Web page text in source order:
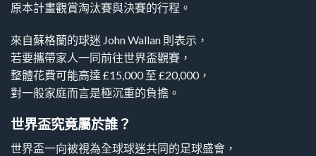
原本計畫觀賞淘汰賽與決賽的行程。
來自蘇格蘭的球迷 John Wallan 則表示，
若要攜帶家人一同前往世界盃觀賽，
整體花費可能高達 £15,000 至 £20,000，
對一般家庭而言是極沉重的負擔。
世界盃究竟屬於誰？
世界盃一向被視為全球球迷共同的足球盛會，